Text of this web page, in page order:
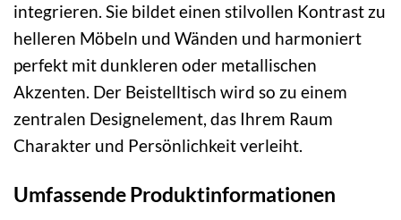
integrieren. Sie bildet einen stilvollen Kontrast zu
helleren Möbeln und Wänden und harmoniert
perfekt mit dunkleren oder metallischen
Akzenten. Der Beistelltisch wird so zu einem
zentralen Designelement, das Ihrem Raum
Charakter und Persönlichkeit verleiht.
Umfassende Produktinformationen